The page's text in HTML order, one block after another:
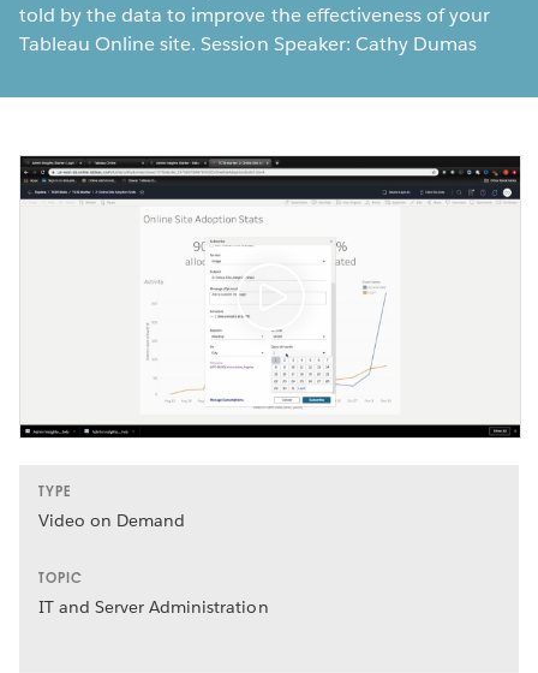
told by the data to improve the effectiveness of your
Tableau Online site. Session Speaker: Cathy Dumas
TYPE
Video on Demand
TOPIC
IT and Server Administration